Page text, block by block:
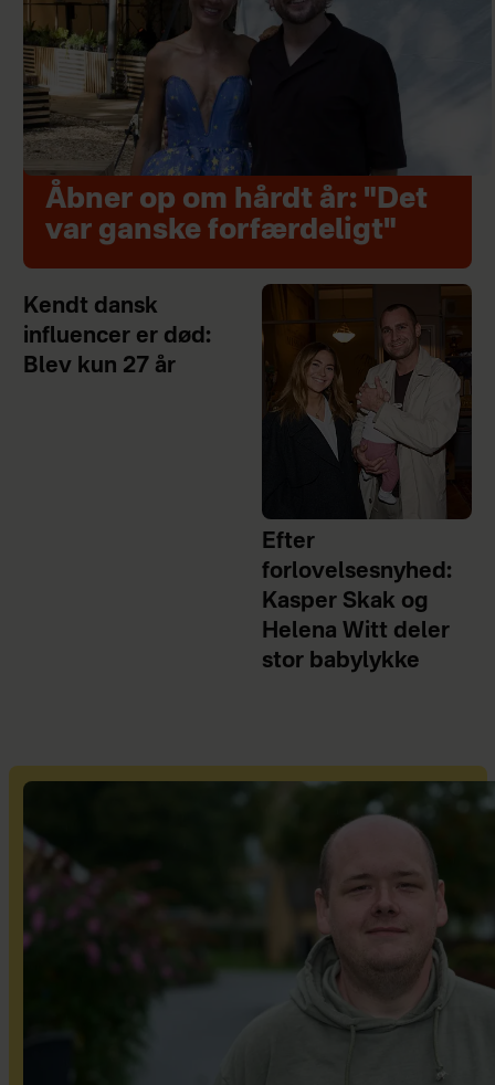
Åbner op om hårdt år: "Det
var ganske forfærdeligt"
Kendt dansk
influencer er død:
Blev kun 27 år
Efter
forlovelsesnyhed:
Kasper Skak og
Helena Witt deler
stor babylykke